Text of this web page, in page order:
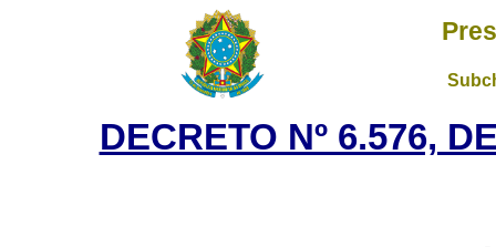
DECRETO Nº 6.576,